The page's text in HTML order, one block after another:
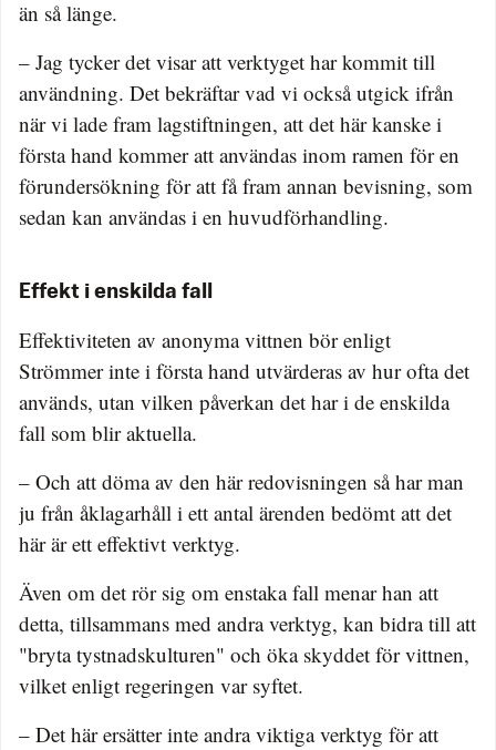
än så länge.
– Jag tycker det visar att verktyget har kommit till
användning. Det bekräftar vad vi också utgick ifrån
när vi lade fram lagstiftningen, att det här kanske i
första hand kommer att användas inom ramen för en
förundersökning för att få fram annan bevisning, som
sedan kan användas i en huvudförhandling.
Effekt i enskilda fall
Effektiviteten av anonyma vittnen bör enligt
Strömmer inte i första hand utvärderas av hur ofta det
används, utan vilken påverkan det har i de enskilda
fall som blir aktuella.
– Och att döma av den här redovisningen så har man
ju från åklagarhåll i ett antal ärenden bedömt att det
här är ett effektivt verktyg.
Även om det rör sig om enstaka fall menar han att
detta, tillsammans med andra verktyg, kan bidra till att
"bryta tystnadskulturen" och öka skyddet för vittnen,
vilket enligt regeringen var syftet.
– Det här ersätter inte andra viktiga verktyg för att